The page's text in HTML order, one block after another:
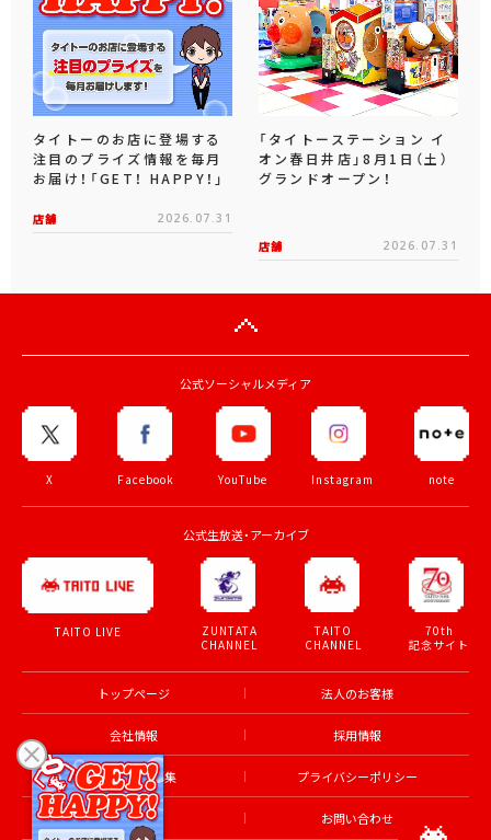
タイトーのお店に登場する
注目のプライズ情報を毎月
お届け！「GET！ HAPPY！」
店舗 2026.07.31
「タイトーステーション イ
オン春日井店」8月1日（土）
グランドオープン！
店舗 2026.07.31
公式ソーシャルメディア
X Facebook YouTube Instagram note
公式生放送・アーカイブ
TAITO LIVE
ZUNTATA
CHANNEL
TAITO
CHANNEL
70th
記念サイト
トップページ 法人のお客様
会社情報 採用情報
アルバイト募集 プライバシーポリシー
利用規約 お問い合わせ